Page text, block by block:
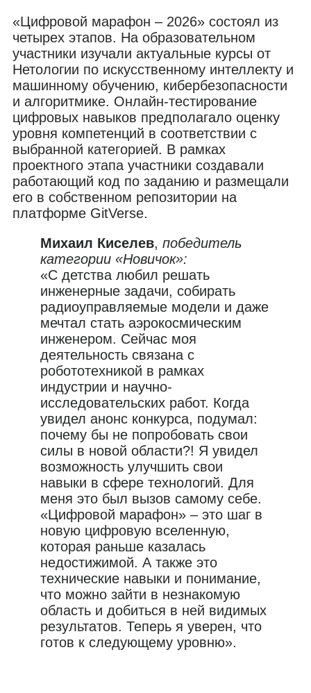
«Цифровой марафон – 2026» состоял из
четырех этапов. На образовательном
участники изучали актуальные курсы от
Нетологии по искусственному интеллекту и
машинному обучению, кибербезопасности
и алгоритмике. Онлайн-тестирование
цифровых навыков предполагало оценку
уровня компетенций в соответствии с
выбранной категорией. В рамках
проектного этапа участники создавали
работающий код по заданию и размещали
его в собственном репозитории на
платформе GitVerse.
Михаил Киселев, победитель
категории «Новичок»:
«С детства любил решать
инженерные задачи, собирать
радиоуправляемые модели и даже
мечтал стать аэрокосмическим
инженером. Сейчас моя
деятельность связана с
робототехникой в рамках
индустрии и научно-
исследовательских работ. Когда
увидел анонс конкурса, подумал:
почему бы не попробовать свои
силы в новой области?! Я увидел
возможность улучшить свои
навыки в сфере технологий. Для
меня это был вызов самому себе.
«Цифровой марафон» – это шаг в
новую цифровую вселенную,
которая раньше казалась
недостижимой. А также это
технические навыки и понимание,
что можно зайти в незнакомую
область и добиться в ней видимых
результатов. Теперь я уверен, что
готов к следующему уровню».